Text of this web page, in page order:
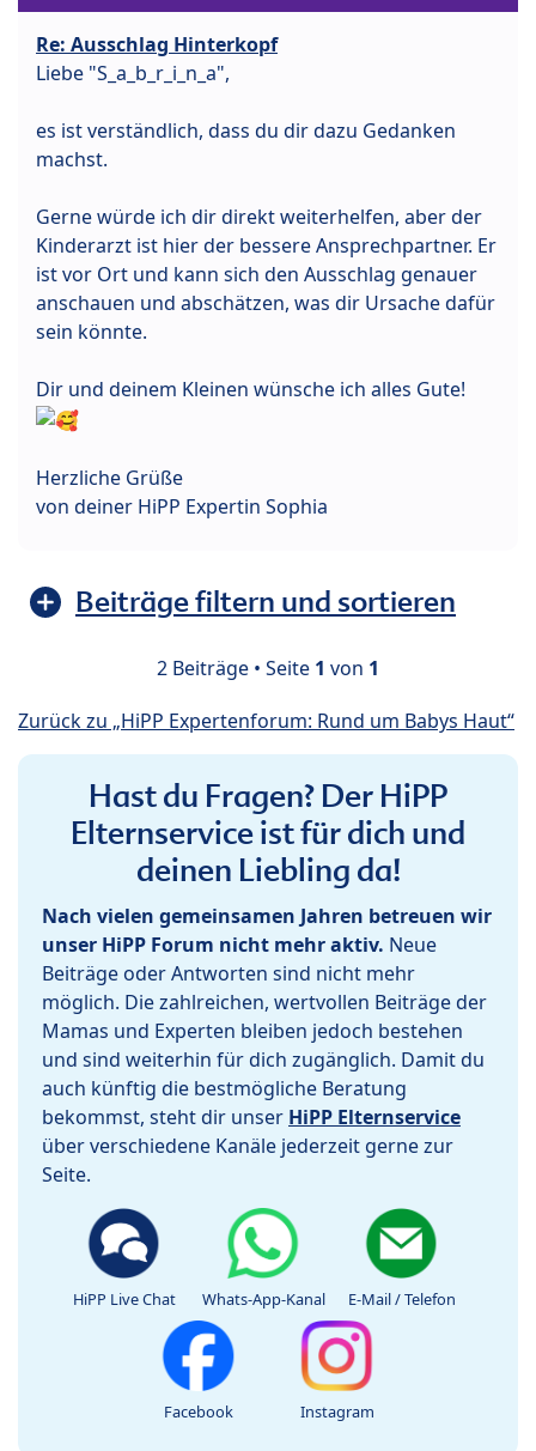
Re: Ausschlag Hinterkopf
Liebe "S_a_b_r_i_n_a",
es ist verständlich, dass du dir dazu Gedanken
machst.
Gerne würde ich dir direkt weiterhelfen, aber der
Kinderarzt ist hier der bessere Ansprechpartner. Er
ist vor Ort und kann sich den Ausschlag genauer
anschauen und abschätzen, was dir Ursache dafür
sein könnte.
Dir und deinem Kleinen wünsche ich alles Gute!
Herzliche Grüße
von deiner HiPP Expertin Sophia
Beiträge filtern und sortieren
2 Beiträge • Seite 1 von 1
Zurück zu „HiPP Expertenforum: Rund um Babys Haut“
Hast du Fragen? Der HiPP
Elternservice ist für dich und
deinen Liebling da!
Nach vielen gemeinsamen Jahren betreuen wir
unser HiPP Forum nicht mehr aktiv. Neue
Beiträge oder Antworten sind nicht mehr
möglich. Die zahlreichen, wertvollen Beiträge der
Mamas und Experten bleiben jedoch bestehen
und sind weiterhin für dich zugänglich. Damit du
auch künftig die bestmögliche Beratung
bekommst, steht dir unser HiPP Elternservice
über verschiedene Kanäle jederzeit gerne zur
Seite.
HiPP Live Chat Whats-App-Kanal E-Mail / Telefon
Facebook Instagram